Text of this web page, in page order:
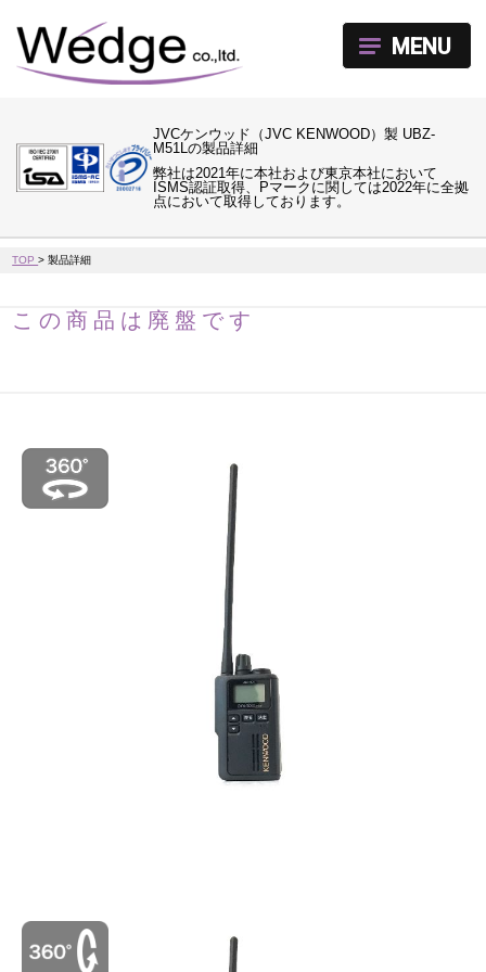
JVCケンウッド（JVC KENWOOD）製 UBZ-
M51Lの製品詳細
弊社は2021年に本社および東京本社において
ISMS認証取得、Pマークに関しては2022年に全拠
点において取得しております。
MENU
TOP>製品詳細
この商品は廃盤です